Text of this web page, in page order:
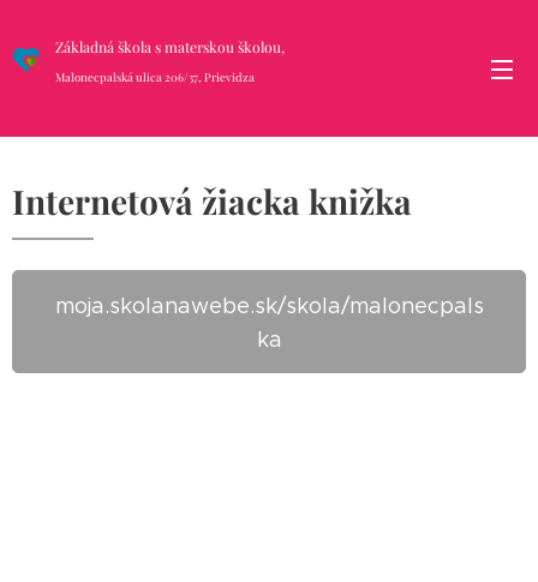
Základná škola s materskou školou,
Malonecpalská ulica 206/37, Prievidza
Internetová žiacka knižka
moja.skolanawebe.sk/skola/malonecpals
ka